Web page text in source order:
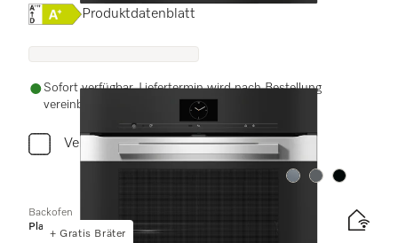
Onlinelabel Image, Energielabel
Produktdatenblatt
Sofort verfügbar. Liefertermin wird nach Bestellung
vereinbart.
Vergleichen
+ Gratis Bräter
Farbe:Farbe:Farbe:
Backofen
Platinum